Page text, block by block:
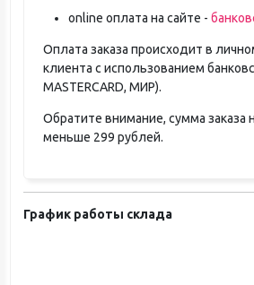
online оплата на сайте -
Оплата заказа происходит в
клиента с использованием
MASTERCARD, МИР).
Обратите внимание, сумма заказа
меньше 299 рублей.
График работы склада